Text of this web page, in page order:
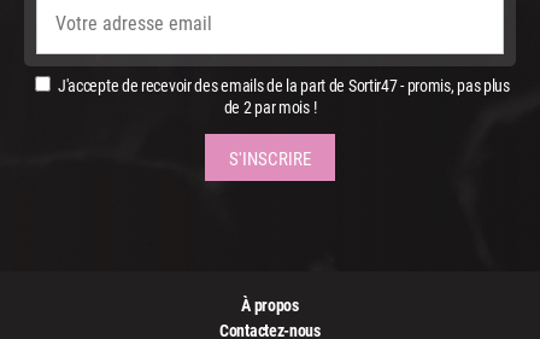
J'accepte de recevoir des emails de la part de Sortir47 - promis, pas plus
de 2 par mois !
À propos
Contactez-nous